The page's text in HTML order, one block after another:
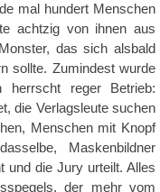
mal hundert Menschen
achtzig von ihnen aus
das sich alsbald
sollte. Zumindest wurde
reger Betrieb:
die Verlagsleute suchen
Menschen mit Knopf
Maskenbildner
und die Jury urteilt. Alles
der mehr vom